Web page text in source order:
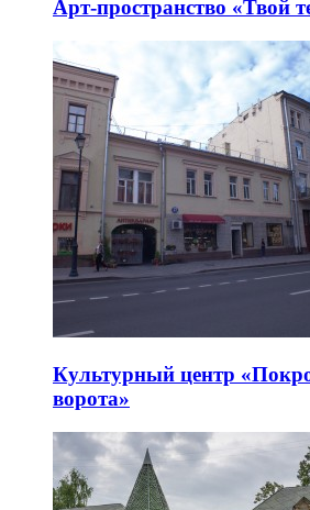
Арт-пространство «Твой
Культурный центр
ворота»